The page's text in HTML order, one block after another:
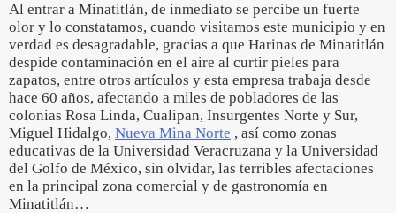
Al entrar a Minatitlán, de inmediato se percibe un fuerte
olor y lo constatamos, cuando visitamos este municipio y en
verdad es desagradable, gracias a que Harinas de Minatitlán
despide contaminación en el aire al curtir pieles para
zapatos, entre otros artículos y esta empresa trabaja desde
hace 60 años, afectando a miles de pobladores de las
colonias Rosa Linda, Cualipan, Insurgentes Norte y Sur,
Miguel Hidalgo, Nueva Mina Norte , así como zonas
educativas de la Universidad Veracruzana y la Universidad
del Golfo de México, sin olvidar, las terribles afectaciones
en la principal zona comercial y de gastronomía en
Minatitlán…